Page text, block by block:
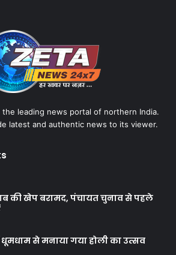
leading news portal of northern India.
latest and authentic news to its viewer.
की खेप बरामद, पंचायत चुनाव से पहले
से मनाया गया होली का उत्सव